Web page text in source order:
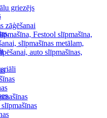
griezējs
zāģēšanai